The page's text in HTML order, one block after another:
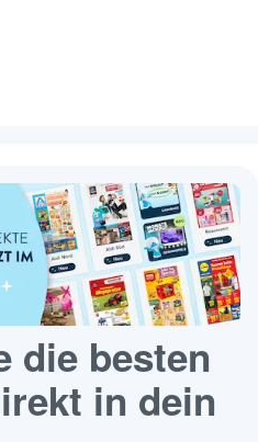
die besten
in dein